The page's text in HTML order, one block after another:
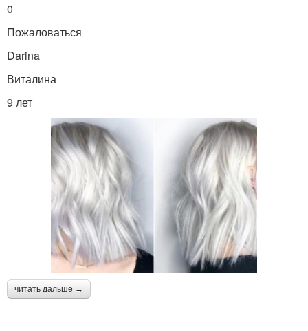
0
Пожаловаться
Darina
Виталина
9 лет
читать дальше →